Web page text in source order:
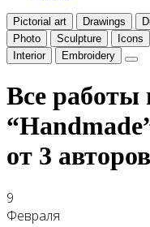
Pictorial art Drawings
Photo
Sculpture Icons
Interior
Embroidery
Все работы
от 3 авторов
9
Февраля